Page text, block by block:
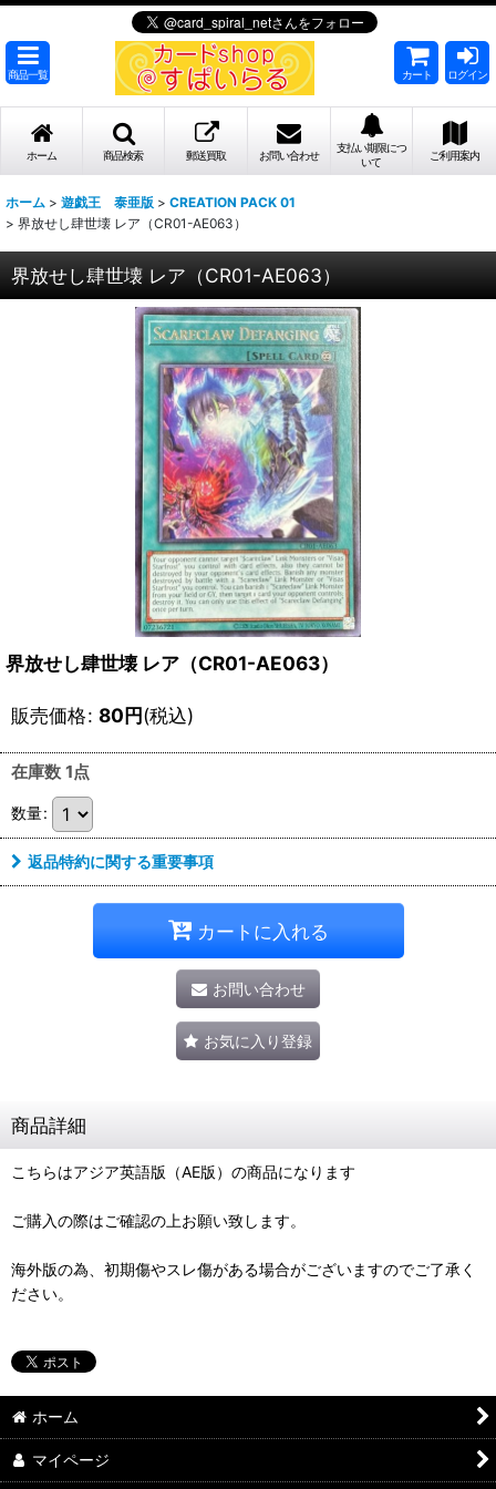
商品一覧 カート ログイン
ホーム 商品検索 郵送買取 お問い合わせ
支払い期限につ
いて
ご利用案内
ホーム > 遊戯王 泰亜版 > CREATION PACK 01
> 界放せし肆世壊 レア（CR01-AE063）
界放せし肆世壊 レア（CR01-AE063）
界放せし肆世壊 レア（CR01-AE063）
販売価格: 80円(税込)
在庫数 1点
数量:
返品特約に関する重要事項
カートに入れる
お問い合わせ
お気に入り登録
商品詳細
こちらはアジア英語版（AE版）の商品になります
ご購入の際はご確認の上お願い致します。
海外版の為、初期傷やスレ傷がある場合がございますのでご了承く
ださい。
ホーム
マイページ